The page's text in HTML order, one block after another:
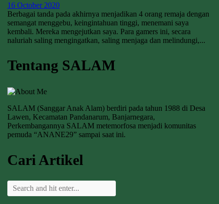
16 October 2020
Berbagai tanda pada akhirnya menjadikan 4 orang remaja dengan
semangat menggebu, keingintahuan tinggi, menemani saya
kembali. Mereka mengejutkan saya. Para gamers ini, secara
naluriah saling mengingatkan, saling menjaga dan melindungi,...
Tentang SALAM
SALAM (Sanggar Anak Alam) berdiri pada tahun 1988 di Desa
Lawen, Kecamatan Pandanarum, Banjarnegara,
Perkembangannya SALAM metemorfosa menjadi komunitas
pemuda “ANANE29” sampai saat ini.
Cari Artikel